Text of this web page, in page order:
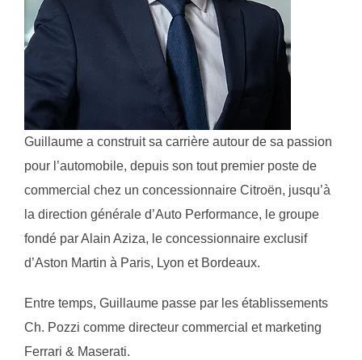
Guillaume a construit sa carrière autour de sa passion
pour l’automobile, depuis son tout premier poste de
commercial chez un concessionnaire Citroën, jusqu’à
la direction générale d’Auto Performance, le groupe
fondé par Alain Aziza, le concessionnaire exclusif
d’Aston Martin à Paris, Lyon et Bordeaux.
Entre temps, Guillaume passe par les établissements
Ch. Pozzi comme directeur commercial et marketing
Ferrari & Maserati.